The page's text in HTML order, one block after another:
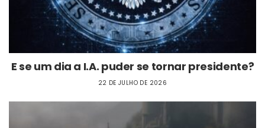
E se um dia a I.A. puder se tornar presidente?
22 DE JULHO DE 2026